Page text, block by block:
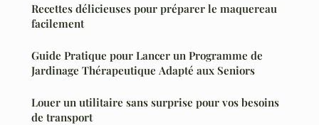
Recettes délicieuses pour préparer le maquereau
facilement
Guide Pratique pour Lancer un Programme de
Jardinage Thérapeutique Adapté aux Seniors
Louer un utilitaire sans surprise pour vos besoins
de transport